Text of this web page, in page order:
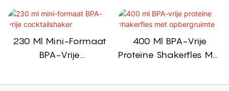
230 Ml Mini-Formaat
BPA-Vrije
400 Ml BPA-Vrije
Proteïne Shakerfles Met